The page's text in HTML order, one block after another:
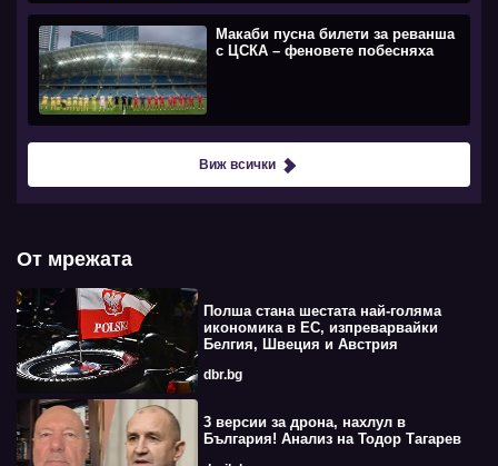
Макаби пусна билети за реванша
с ЦСКА – феновете побесняха
Виж всички
От мрежата
Полша стана шестата най-голяма
икономика в ЕС, изпреварвайки
Белгия, Швеция и Австрия
dbr.bg
3 версии за дрона, нахлул в
България! Анализ на Тодор Тагарев